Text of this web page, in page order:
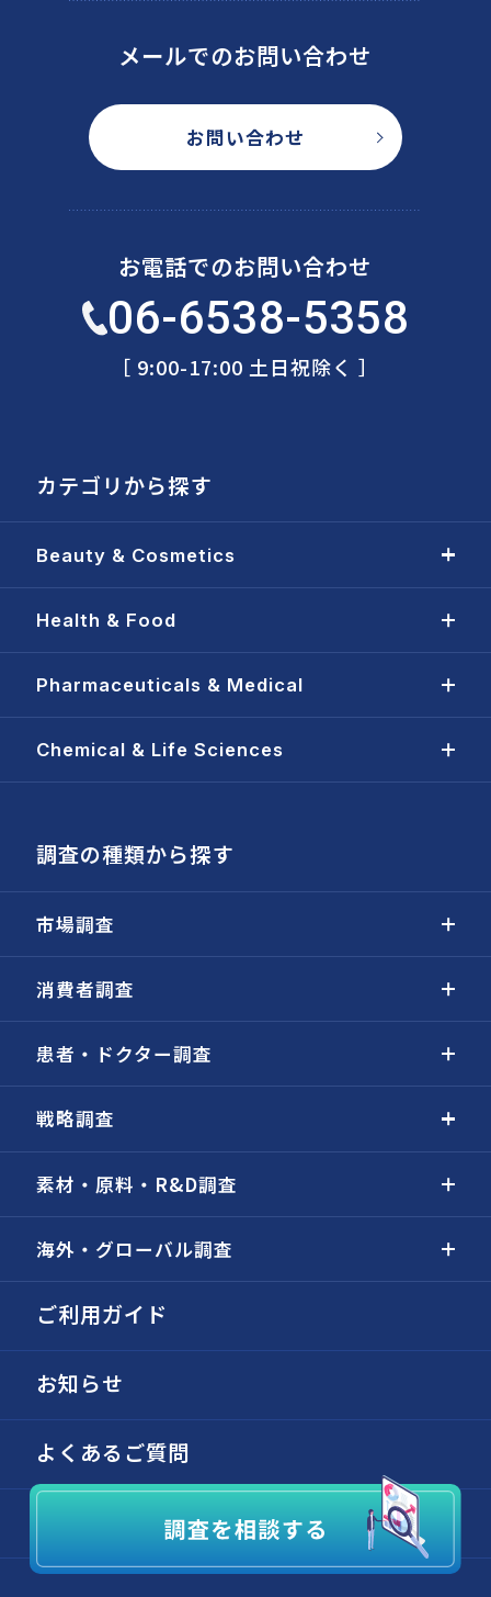
メールでのお問い合わせ
お問い合わせ
お電話でのお問い合わせ
06-6538-5358
［ 9:00-17:00 土日祝除く ］
カテゴリから探す
Beauty & Cosmetics
Health & Food
Pharmaceuticals & Medical
Chemical & Life Sciences
調査の種類から探す
市場調査
消費者調査
患者・ドクター調査
戦略調査
素材・原料・R&D調査
海外・グローバル調査
ご利用ガイド
お知らせ
よくあるご質問
お問い合わせ